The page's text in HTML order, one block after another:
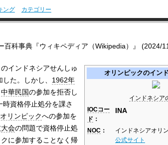
M
t
ング カテゴリー
百科事典『ウィキペディア（Wikipedia）』 (2024/
オリンピックのイン
インドネシア
IOCコー
ド ：
INA
NOC ：
インドネシアオリ
公式サイト
のインドネシアせんしゅ
た。しかし、 1962年
中華民国の参加を拒否し
時資格停止処分を課さ
リンピックへの参加を
会の問題で資格停止処
に参加することなく帰